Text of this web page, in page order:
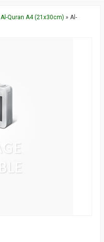
Al-Quran A4 (21x30cm) » Al-